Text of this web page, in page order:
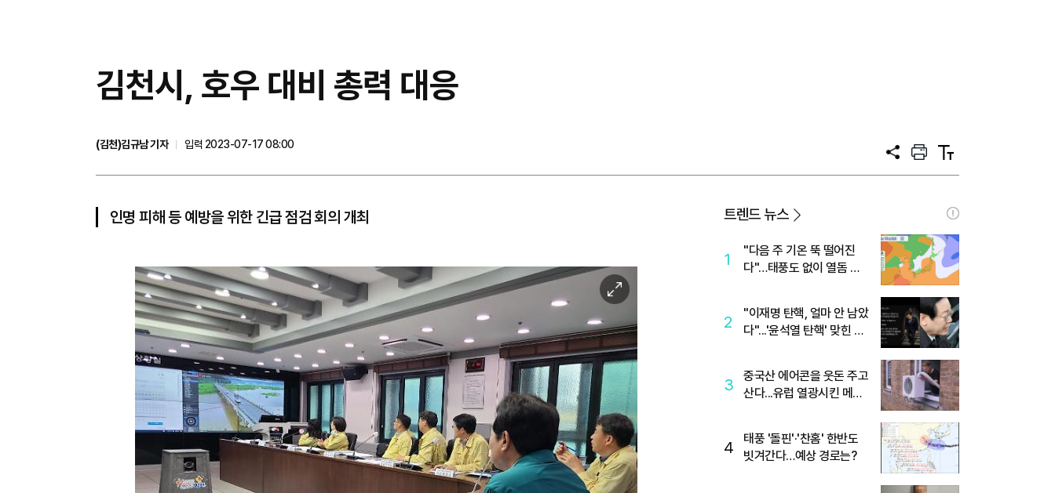
김천시, 호우 대비 총력 대응
(김천)김규남 기자
입력 2023-07-17 08:00
공
프
트
텍
트
인명 피해 등 예방을 위한 긴급 점검 회의 개최
이
미
지
확
대
트렌드 뉴스
1
"다음 주 기온 뚝 떨어진
다"…태풍도 없이 열돔 박
2
"이재명 탄핵, 얼마 안 남았
다"...'윤석열 탄핵' 맞힌 무
3
중국산 에어콘을 웃돈 주고
산다...유럽 열광시킨 메이
4
태풍 '돌핀'·'찬홈' 한반도
빗겨간다…예상 경로는?